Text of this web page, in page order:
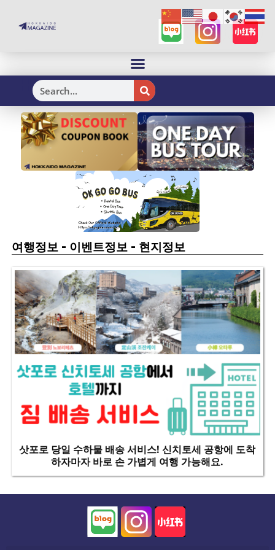
H
여행정보- 이벤트정보- 현지정보
삿포로 당일 수하물 배송 서비스! 신치토세 공항에 도착
하자마자 바로 손 가볍게 여행 가능해요.